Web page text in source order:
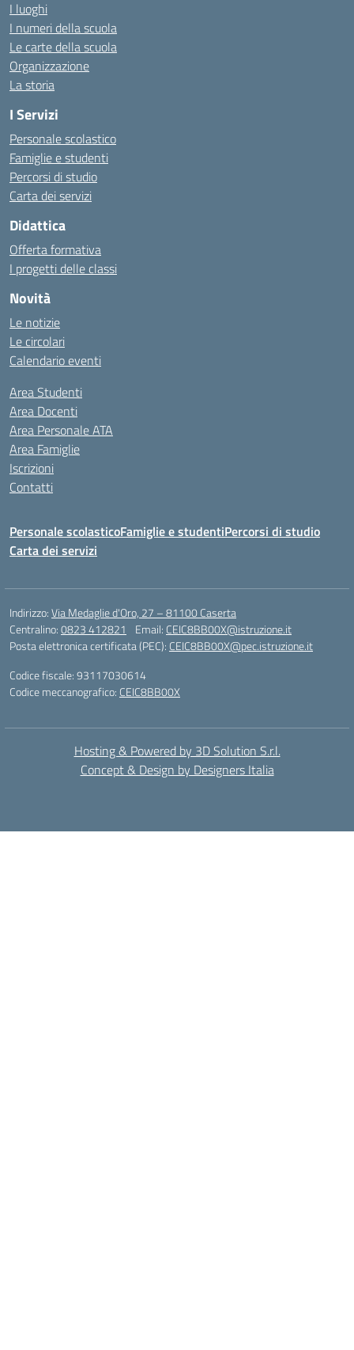
I luoghi
I numeri della scuola
Le carte della scuola
Organizzazione
La storia
I Servizi
Personale scolastico
Famiglie e studenti
Percorsi di studio
Carta dei servizi
Didattica
Offerta formativa
I progetti delle classi
Novità
Le notizie
Le circolari
Calendario eventi
Area Studenti
Area Docenti
Area Personale ATA
Area Famiglie
Iscrizioni
Contatti
Personale scolasticoFamiglie e studentiPercorsi di studio
Carta dei servizi
Indirizzo:Via Medaglie d'Oro, 27 – 81100 Caserta
Centralino:0823 412821 Email: CEIC8BB00X@istruzione.it
Posta elettronica certificata (PEC): CEIC8BB00X@pec.istruzione.it
Codice fiscale: 93117030614
Codice meccanografico: CEIC8BB00X
Hosting & Powered by 3D Solution S.r.l.
Concept & Design by Designers Italia